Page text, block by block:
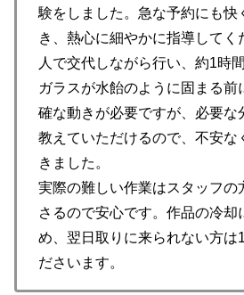
験をしました。急な予約にも快
き、熱心に細やかに指導してく
人で交代しながら行い、約1時
ガラスが水飴のように固まる前
確な動きが必要ですが、必要な
教えていただけるので、不安な
きました。
実際の難しい作業はスタッフの
さるので安心です。作品の冷却
め、翌日取りに来られない方は
ださいます。